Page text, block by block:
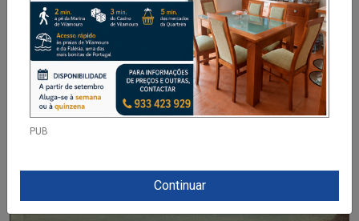
PUB
Continuar
Destaque